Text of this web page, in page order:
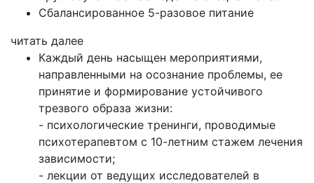
Сбалансированное 5-разовое питание
читать далее
Каждый день насыщен мероприятиями,
направленными на осознание проблемы, ее
принятие и формирование устойчивого
трезвого образа жизни:
- психологические тренинги, проводимые
психотерапевтом с 10-летним стажем лечения
зависимости;
- лекции от ведущих исследователей в